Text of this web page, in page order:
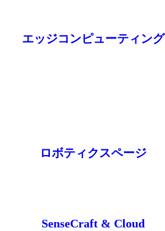
エッジコンピューティング
ロボティクスページ
SenseCraft & Cloud